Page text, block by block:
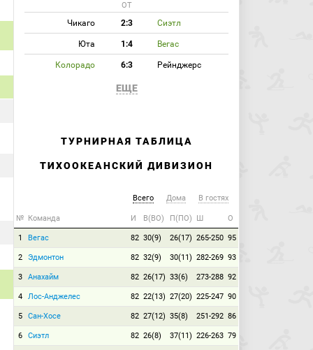
ОТ
Чикаго 2:3 Сиэтл
Юта 1:4 Вегас
Колорадо 6:3 Рейнджерс
ЕЩЕ
ТУРНИРНАЯ ТАБЛИЦА
ТИХООКЕАНСКИЙ ДИВИЗИОН
Всего Дома В гостях
№ Команда И В(ВО) П(ПО) Ш О
1 Вегас 82 30(9) 26(17) 265-250 95
2 Эдмонтон 82 32(9) 30(11) 282-269 93
3 Анахайм 82 26(17) 33(6) 273-288 92
4 Лос-Анджелес 82 22(13) 27(20) 225-247 90
5 Сан-Хосе 82 27(12) 35(8) 251-292 86
6 Сиэтл 82 26(8) 37(11) 226-263 79